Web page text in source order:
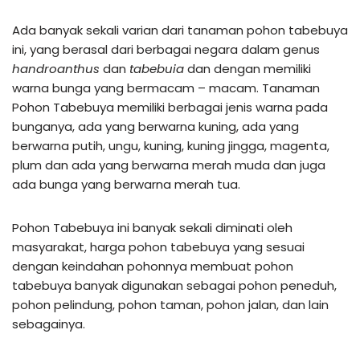
Ada banyak sekali varian dari tanaman pohon tabebuya
ini, yang berasal dari berbagai negara dalam genus
handroanthus dan tabebuiadan dengan memiliki
warna bunga yang bermacam – macam. Tanaman
Pohon Tabebuya memiliki berbagai jenis warna pada
bunganya, ada yang berwarna kuning, ada yang
berwarna putih, ungu, kuning, kuning jingga, magenta,
plum dan ada yang berwarna merah muda dan juga
ada bunga yang berwarna merah tua.
Pohon Tabebuya ini banyak sekali diminati oleh
masyarakat, harga pohon tabebuya yang sesuai
dengan keindahan pohonnya membuat pohon
tabebuya banyak digunakan sebagai pohon peneduh,
pohon pelindung, pohon taman, pohon jalan, dan lain
sebagainya.